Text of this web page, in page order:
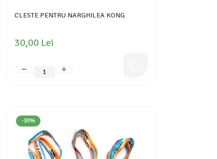
CLESTE PENTRU NARGHILEA KONG
30,00 Lei
-30%